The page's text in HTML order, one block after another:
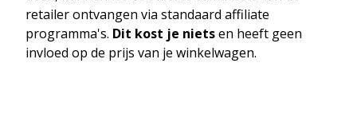
retailer ontvangen via standaard affiliate
programma's. Dit kost je nietsen heeft geen
invloed op de prijs van je winkelwagen.